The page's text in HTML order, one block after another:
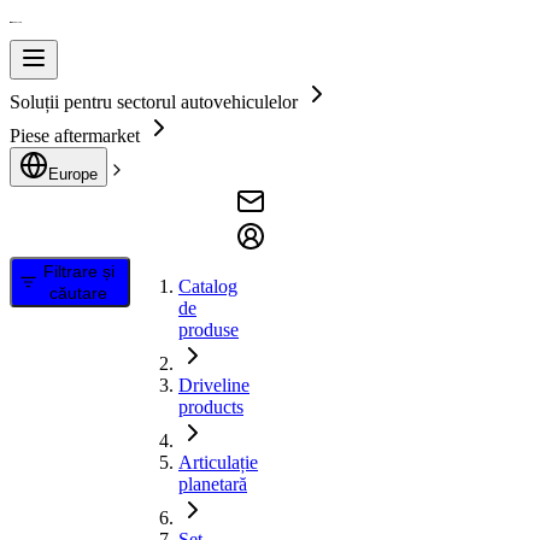
Soluții pentru sectorul autovehiculelor
Piese aftermarket
Europe
Filtrare și
căutare
Catalog
de
produse
Driveline
products
Articulație
planetară